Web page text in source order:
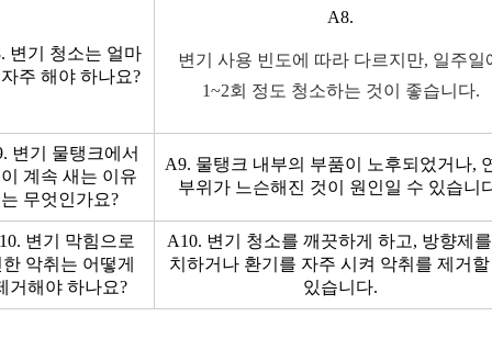
변기 청소는 얼마
주 해야 하나요?
A8.
변기 사용 빈도에 따라 다르지만, 일주일
1~2회 정도 청소하는 것이 좋습니다.
변기 물탱크에서
계속 새는 이유
는 무엇인가요?
A9. 물탱크 내부의 부품이 노후되었거나,
부위가 느슨해진 것이 원인일 수 있습니
변기 막힘으로
악취는 어떻게
거해야 하나요?
A10. 변기 청소를 깨끗하게 하고, 방향제
치하거나 환기를 자주 시켜 악취를 제거
있습니다.